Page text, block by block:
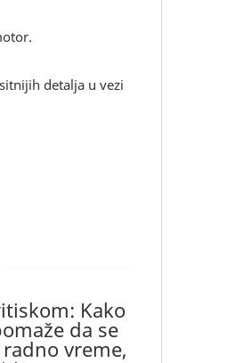
detalja u vezi
Kako
da se
vreme,